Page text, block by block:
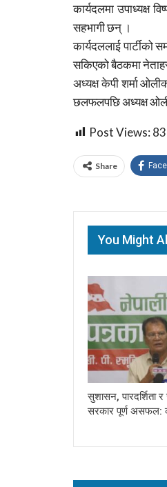
कार्यदलमा उपाध्यक्ष
सहभागी छन् ।
कार्यदललाई
सकिएको बैठकमा
अध्यक्ष केपी शर्मा
छलफलपछि अध्यक्ष
Post Views: 83
Share
You Might
सुशासन, पारदर्शिता र
सरकार पूर्ण असफल: